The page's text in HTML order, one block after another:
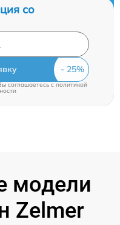
со
соглашаетесь c политикой
модели
Zelmer